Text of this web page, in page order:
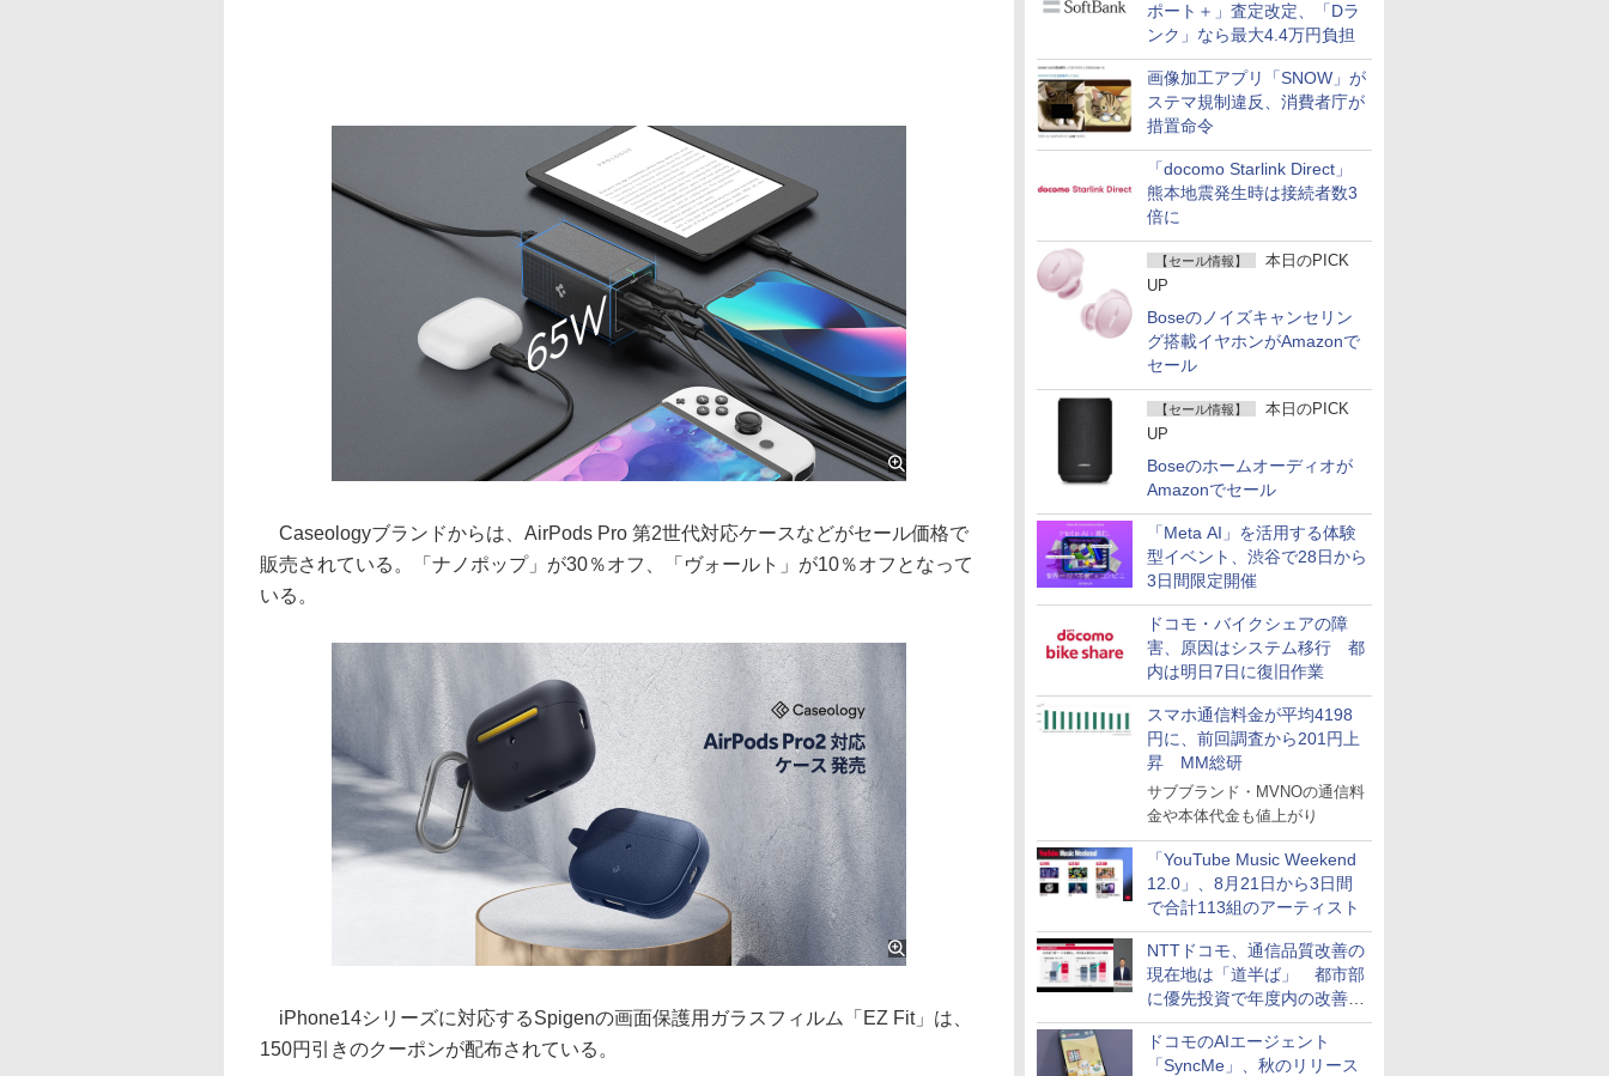
ポート＋」査定改定、「Dラ
ンク」なら最大4.4万円負担
画像加工アプリ「SNOW」が
ステマ規制違反、消費者庁が
措置命令
「docomo Starlink Direct」
熊本地震発生時は接続者数3
倍に
【セール情報】
本日のPICK
UP
Boseのノイズキャンセリン
グ搭載イヤホンがAmazonで
セール
【セール情報】
本日のPICK
UP
Boseのホームオーディオが
Amazonでセール
「Meta AI」を活用する体験
型イベント、渋谷で28日から
3日間限定開催
ドコモ・バイクシェアの障
害、原因はシステム移行 都
内は明日7日に復旧作業
スマホ通信料金が平均4198
円に、前回調査から201円上
昇 MM総研
サブブランド・MVNOの通信料
金や本体代金も値上がり
「YouTube Music Weekend
12.0」、8月21日から3日間
で合計113組のアーティスト
NTTドコモ、通信品質改善の
現在地は「道半ば」 都市部
に優先投資で年度内の改善目
指す
ドコモのAIエージェント
「SyncMe」、秋のリリース
Caseologyブランドからは、AirPods Pro 第2世代対応ケースなどがセール価格で
販売されている。「ナノポップ」が30％オフ、「ヴォールト」が10％オフとなって
いる。
iPhone14シリーズに対応するSpigenの画面保護用ガラスフィルム「EZ Fit」は、
150円引きのクーポンが配布されている。